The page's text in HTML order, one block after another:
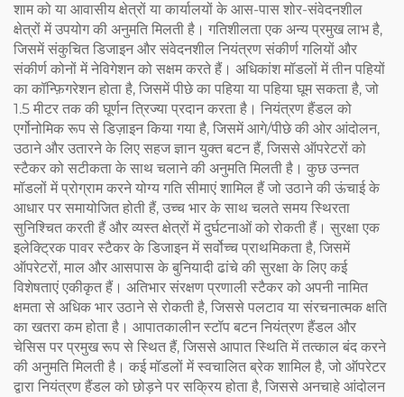
शाम को या आवासीय क्षेत्रों या कार्यालयों के आस-पास शोर-संवेदनशील
क्षेत्रों में उपयोग की अनुमति मिलती है। गतिशीलता एक अन्य प्रमुख लाभ है,
जिसमें संकुचित डिजाइन और संवेदनशील नियंत्रण संकीर्ण गलियों और
संकीर्ण कोनों में नेविगेशन को सक्षम करते हैं। अधिकांश मॉडलों में तीन पहियों
का कॉन्फ़िगरेशन होता है, जिसमें पीछे का पहिया या पहिया घूम सकता है, जो
1.5 मीटर तक की घूर्णन त्रिज्या प्रदान करता है। नियंत्रण हैंडल को
एर्गोनोमिक रूप से डिज़ाइन किया गया है, जिसमें आगे/पीछे की ओर आंदोलन,
उठाने और उतारने के लिए सहज ज्ञान युक्त बटन हैं, जिससे ऑपरेटरों को
स्टैकर को सटीकता के साथ चलाने की अनुमति मिलती है। कुछ उन्नत
मॉडलों में प्रोग्राम करने योग्य गति सीमाएं शामिल हैं जो उठाने की ऊंचाई के
आधार पर समायोजित होती हैं, उच्च भार के साथ चलते समय स्थिरता
सुनिश्चित करती हैं और व्यस्त क्षेत्रों में दुर्घटनाओं को रोकती हैं। सुरक्षा एक
इलेक्ट्रिक पावर स्टैकर के डिजाइन में सर्वोच्च प्राथमिकता है, जिसमें
ऑपरेटरों, माल और आसपास के बुनियादी ढांचे की सुरक्षा के लिए कई
विशेषताएं एकीकृत हैं। अतिभार संरक्षण प्रणाली स्टैकर को अपनी नामित
क्षमता से अधिक भार उठाने से रोकती है, जिससे पलटाव या संरचनात्मक क्षति
का खतरा कम होता है। आपातकालीन स्टॉप बटन नियंत्रण हैंडल और
चेसिस पर प्रमुख रूप से स्थित हैं, जिससे आपात स्थिति में तत्काल बंद करने
की अनुमति मिलती है। कई मॉडलों में स्वचालित ब्रेक शामिल है, जो ऑपरेटर
द्वारा नियंत्रण हैंडल को छोड़ने पर सक्रिय होता है, जिससे अनचाहे आंदोलन